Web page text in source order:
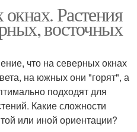
Растения
восточных
что на северных окнах
на южных они "горят", а
подходят для
Какие сложности
или иной ориентации?